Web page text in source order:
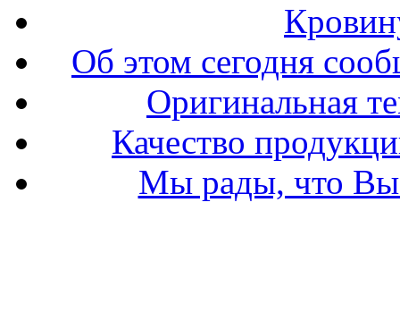
Об этом сегодня
Оригинальная
Качество
Мы рады, что Вы